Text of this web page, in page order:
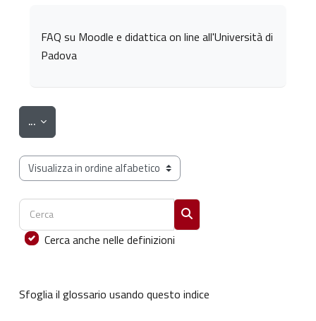
FAQ su Moodle e didattica on line all'Università di
Padova
... Esporta voci
Sfoglia il glossario usando questo indice
Cerca
Cerca
Cerca anche nelle definizioni
Sfoglia il glossario usando questo indice